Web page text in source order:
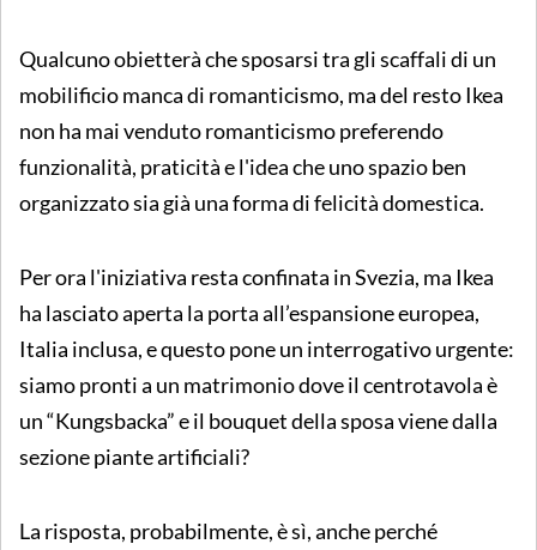
Qualcuno obietterà che sposarsi tra gli scaffali di un
mobilificio manca di romanticismo, ma del resto Ikea
non ha mai venduto romanticismo preferendo
funzionalità, praticità e l'idea che uno spazio ben
organizzato sia già una forma di felicità domestica.
Per ora l'iniziativa resta confinata in Svezia, ma Ikea
ha lasciato aperta la porta all’espansione europea,
Italia inclusa, e questo pone un interrogativo urgente:
siamo pronti a un matrimonio dove il centrotavola è
un “Kungsbacka” e il bouquet della sposa viene dalla
sezione piante artificiali?
La risposta, probabilmente, è sì, anche perché